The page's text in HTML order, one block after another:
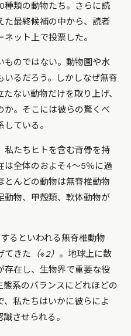
種類の動物たち。さらに読
た最終候補の中から、読者
ット上で投票した。
ものではない。動物園や水
るだろう。しかしなぜ無脊
ない動物だけを取り上げ、
か。そこには彼らの驚くべ
ている。
私たちヒトを含む背骨を持
は全体のおよそ4〜5％に過
とんどの動物は無脊椎動物
動物、甲殻類、軟体動物が
るといわれる無脊椎動物
てきた （※2） 。地球上に数
存在し、生物界で重要な役
系のバランスにどれほどの
私たちはいかに彼らによ
させられる。